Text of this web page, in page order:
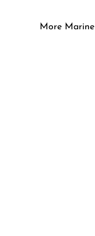
More Marine